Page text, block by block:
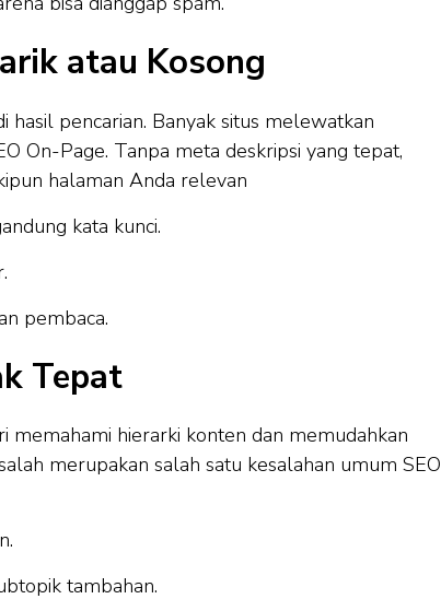
atau Kosong
hasil pencarian. Banyak situs melewatkan
On-Page. Tanpa meta deskripsi yang tepat,
halaman Anda relevan
kata kunci.
pembaca.
Tepat
hierarki konten dan memudahkan
merupakan salah satu kesalahan umum SEO
tambahan.